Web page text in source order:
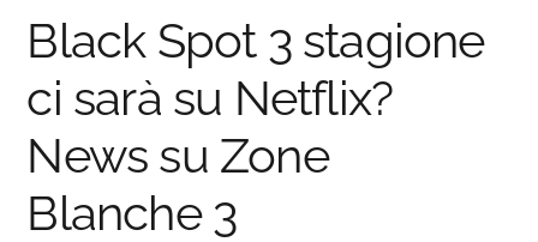
Black Spot 3 stagione
ci sarà su Netflix?
News su Zone
Blanche 3